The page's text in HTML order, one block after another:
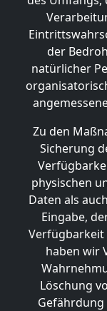
der
natürlicher
Zu den
Sicherung
physischen
Daten als
Eingabe,
Verfügbarkeit
haben wir
Löschung